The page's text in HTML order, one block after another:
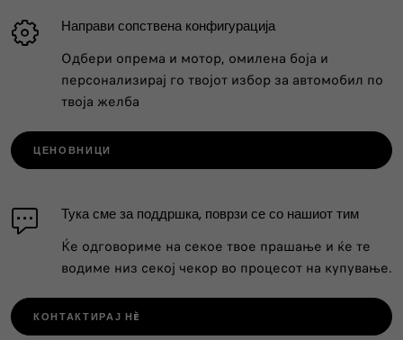
Направи сопствена конфигурација
Одбери опрема и мотор, омилена боја и
персонализирај го твојот избор за автомобил по
твоја желба
ЦЕНОВНИЦИ
Тука сме за поддршка, поврзи се со нашиот тим
Ќе одговориме на секое твое прашање и ќе те
водиме низ секој чекор во процесот на купување.
КОНТАКТИРАЈ НÈ